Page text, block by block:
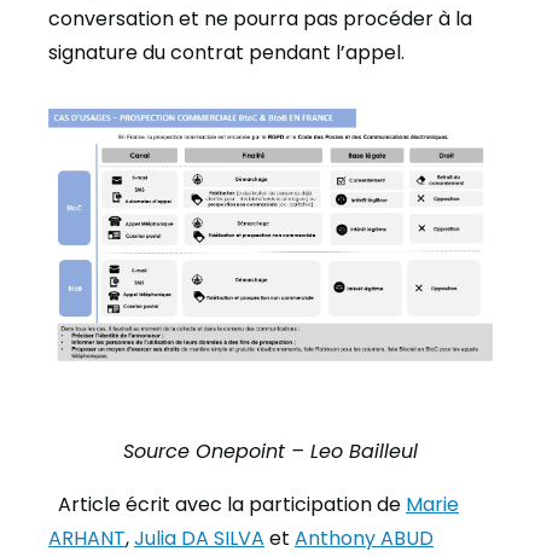
conversation et ne pourra pas procéder à la
signature du contrat pendant l’appel.
Source Onepoint – Leo Bailleul
Article écrit avec la participation de Marie
ARHANT,Julia DA SILVA et Anthony ABUD